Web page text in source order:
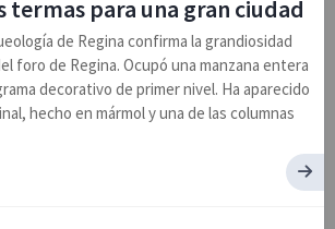
termas para una gran ciudad
de Regina confirma la grandiosidad
foro de Regina. Ocupó una manzana entera
decorativo de primer nivel. Ha aparecido
hecho en mármol y una de las columnas